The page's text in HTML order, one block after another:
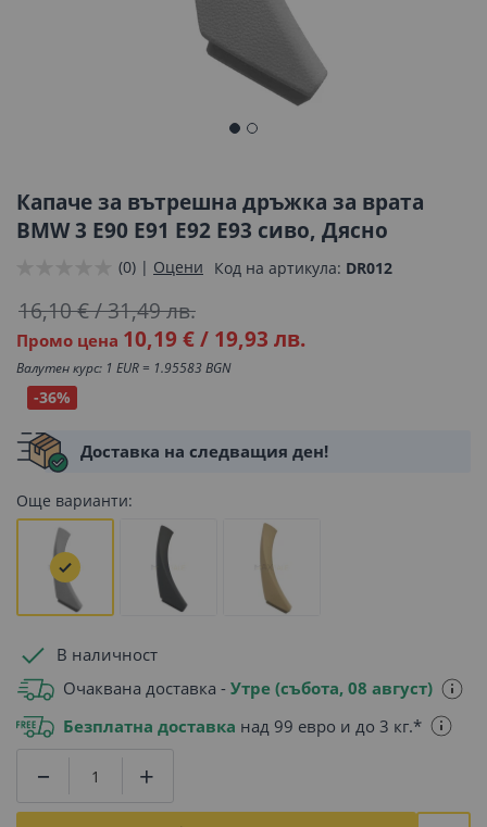
началото
на
галерия
Капаче за вътрешна дръжка за врата
BMW 3 E90 E91 E92 E93 сиво, Дясно
(0) | Оцени Код на артикула DR012
Промо цена 10,19 €/ 19,93 лв.
16,10 €/31,49 лв.
Валутен курс: 1 EUR = 1.95583 BGN
-36%
Доставка на следващия ден!
Още варианти:
В наличност
Очаквана доставка - Утре (събота, 08 август)
Безплатна доставка над 99 евро и до 3 кг.*